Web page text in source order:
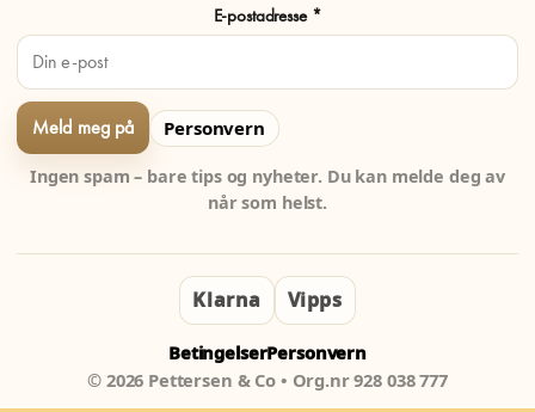
E-postadresse *
Personvern
Ingen spam – bare tips og nyheter. Du kan melde deg av
når som helst.
Klarna Vipps
BetingelserPersonvern
© 2026 Pettersen & Co • Org.nr 928 038 777